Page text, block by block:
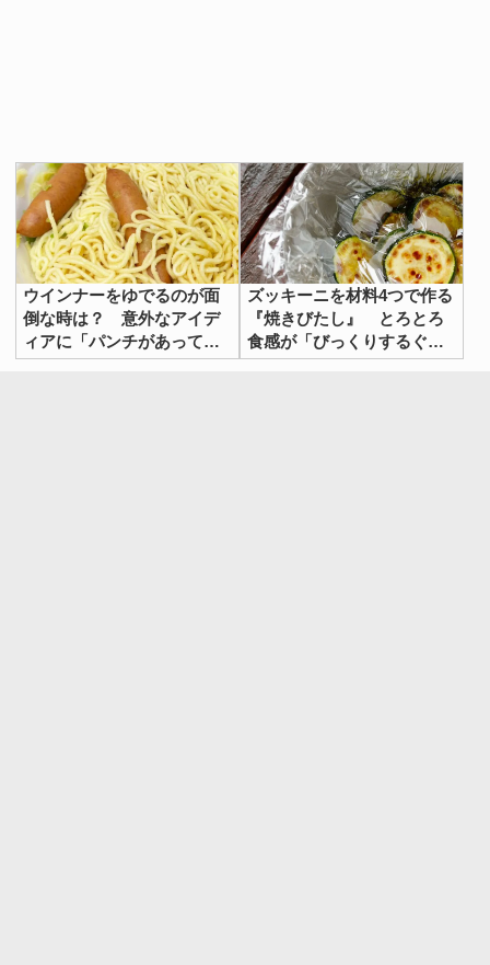
ウインナーをゆでるのが面
倒な時は？ 意外なアイデ
ィアに「パンチがあってう
まい！」
ズッキーニを材料4つで作る
『焼きびたし』 とろとろ
食感が「びっくりするぐら
いおいしい」